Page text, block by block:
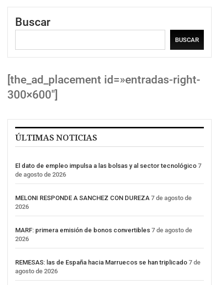
Buscar
BUSCAR
[the_ad_placement id=»entradas-right-
300×600″]
ÚLTIMAS NOTICIAS
El dato de empleo impulsa a las bolsas y al sector tecnológico 7
de agosto de 2026
MELONI RESPONDE A SANCHEZ CON DUREZA 7 de agosto de
2026
MARF: primera emisión de bonos convertibles 7 de agosto de
2026
REMESAS: las de España hacia Marruecos se han triplicado 7 de
agosto de 2026